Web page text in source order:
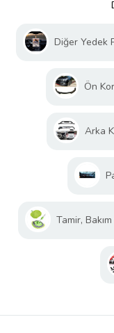
Diğer Yedek
Ön
Arka
Tamir,